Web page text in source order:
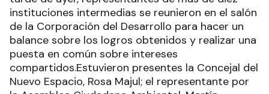
instituciones intermedias se reunieron en el salón
de la Corporación del Desarrollo para hacer un
balance sobre los logros obtenidos y realizar una
puesta en común sobre intereses
compartidos.Estuvieron presentes la Concejal del
Nuevo Espacio, Rosa Majul; el representante por